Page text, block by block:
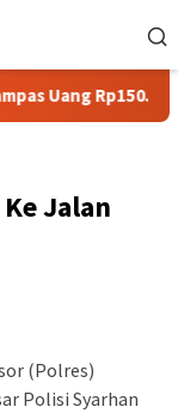
Rp150Juta
Jalan
(Polres)
Polisi Syarhan